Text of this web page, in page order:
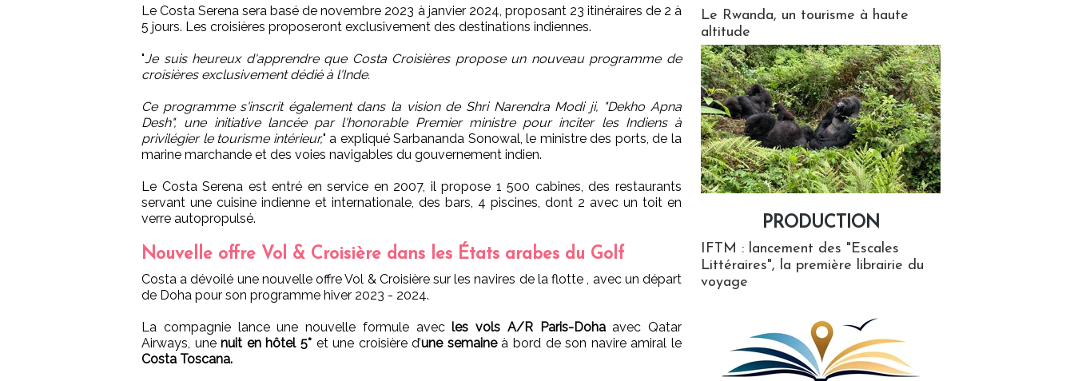
Le Costa Serena sera basé de novembre 2023 à janvier 2024, proposant 23 itinéraires de 2 à
5 jours. Les croisières proposeront exclusivement des destinations indiennes.
"Je suis heureux d'apprendre que Costa Croisières propose un nouveau programme de
croisières exclusivement dédié à l'Inde.
Ce programme s'inscrit également dans la vision de Shri Narendra Modi ji, "Dekho Apna
Desh", une initiative lancée par l'honorable Premier ministre pour inciter les Indiens à
privilégier le tourisme intérieur," a expliqué Sarbananda Sonowal, le ministre des ports, de la
marine marchande et des voies navigables du gouvernement indien.
Le Costa Serena est entré en service en 2007, il propose 1 500 cabines, des restaurants
servant une cuisine indienne et internationale, des bars, 4 piscines, dont 2 avec un toit en
verre autopropulsé.
Nouvelle offre Vol & Croisière dans les États arabes du Golf
Costa a dévoilé une nouvelle offre Vol & Croisière sur les navires de la flotte , avec un départ
de Doha pour son programme hiver 2023 - 2024.
La compagnie lance une nouvelle formule avecles vols A/R Paris-Dohaavec Qatar
Airways, unenuit en hôtel 5*et une croisière d’une semaineà bord de son navire amiral le
Costa Toscana.
Le Rwanda, un tourisme à haute
altitude
PRODUCTION
IFTM : lancement des "Escales
Littéraires", la première librairie du
voyage